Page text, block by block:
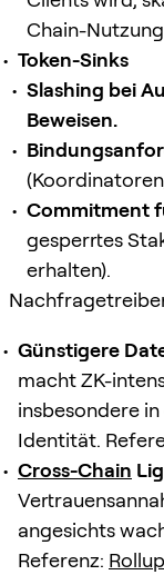
Chain-
Token-Sinks
Slashing bei
Beweisen.
Commitment
gesperrtes
erhalten).
Günstigere
macht ZK-
insbesondere
Identität.
Cross-Chain
angesichts
Referenz: